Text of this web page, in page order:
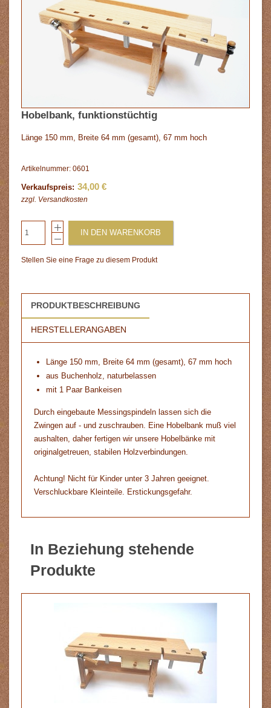
Hobelbank, funktionstüchtig
Länge 150 mm, Breite 64 mm (gesamt), 67 mm hoch
Artikelnummer: 0601
Verkaufspreis: 34,00 €
zzgl. Versandkosten
IN DEN WARENKORB
Stellen Sie eine Frage zu diesem Produkt
PRODUKTBESCHREIBUNG
HERSTELLERANGABEN
Länge 150 mm, Breite 64 mm (gesamt), 67 mm hoch
aus Buchenholz, naturbelassen
mit 1 Paar Bankeisen
Durch eingebaute Messingspindeln lassen sich die
Zwingen auf - und zuschrauben. Eine Hobelbank muß viel
aushalten, daher fertigen wir unsere Hobelbänke mit
originalgetreuen, stabilen Holzverbindungen.
Achtung! Nicht für Kinder unter 3 Jahren geeignet.
Verschluckbare Kleinteile. Erstickungsgefahr.
In Beziehung stehende
Produkte